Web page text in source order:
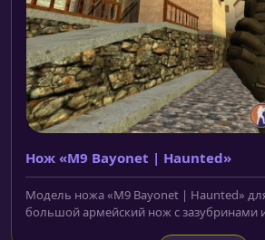
Нож «M9 Bayonet | Haunted»
Модель ножа «M9 Bayonet | Haunted» для
большой армейский нож с зазубринами